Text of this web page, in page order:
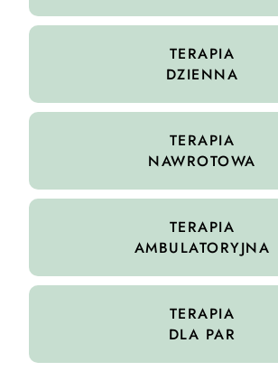
TERAPIA
DZIENNA
TERAPIA
NAWROTOWA
TERAPIA
AMBULATORYJNA
TERAPIA
DLA PAR